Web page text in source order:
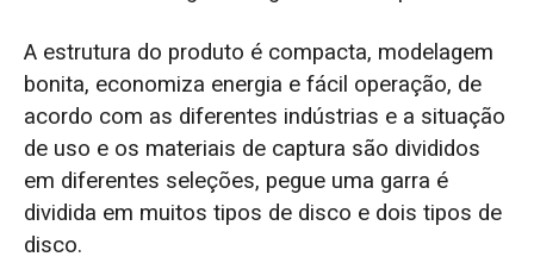
A estrutura do produto é compacta, modelagem
bonita, economiza energia e fácil operação, de
acordo com as diferentes indústrias e a situação
de uso e os materiais de captura são divididos
em diferentes seleções, pegue uma garra é
dividida em muitos tipos de disco e dois tipos de
disco.